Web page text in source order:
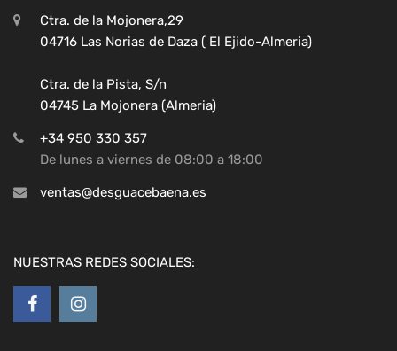
Ctra. de la Mojonera,29
04716 Las Norias de Daza ( El Ejido-Almeria)
Ctra. de la Pista, S/n
04745 La Mojonera (Almeria)
+34 950 330 357
De lunes a viernes de 08:00 a 18:00
ventas@desguacebaena.es
NUESTRAS REDES SOCIALES: